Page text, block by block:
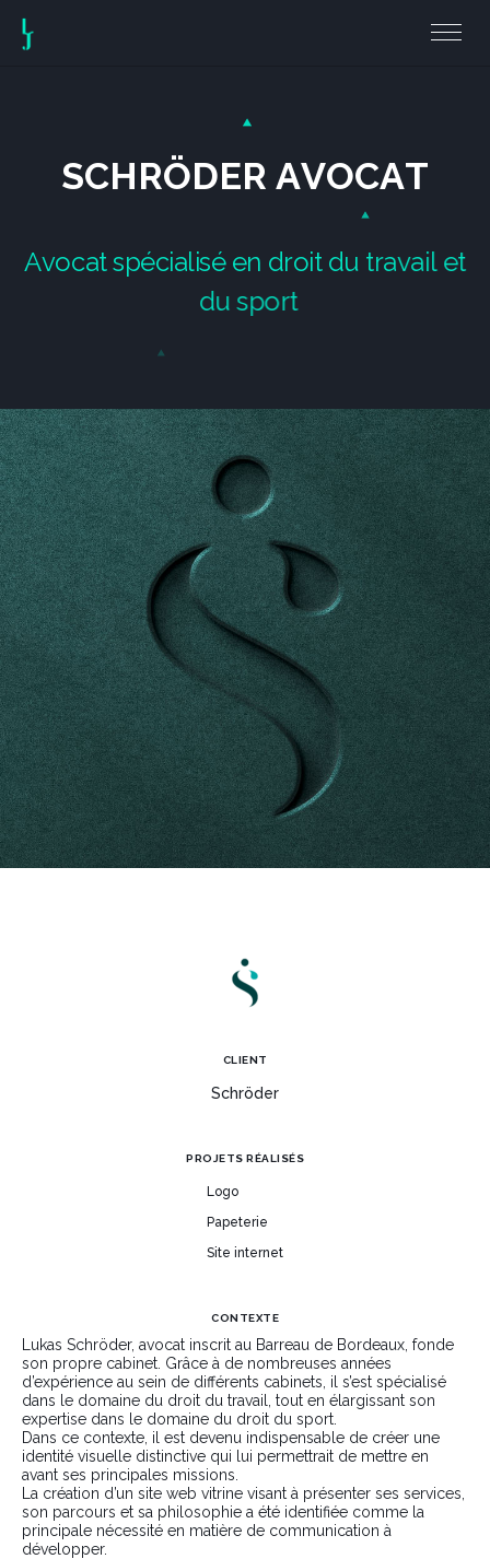
SCHRÖDER AVOCAT
Avocatspécialisé en droit du travail et
du sport
CLIENT
Schröder
PROJETS RÉALISÉS
Logo
Papeterie
Site internet
CONTEXTE
Lukas Schröder, avocat inscrit au Barreau de Bordeaux, fonde
son propre cabinet. Grâce à de nombreuses années
d’expérience au sein de différents cabinets, il s’est spécialisé
dans le domaine du droit du travail, tout en élargissant son
expertise dans le domaine du droit du sport.
Dans ce contexte, il est devenu indispensable de créer une
identité visuelle distinctive qui lui permettrait de mettre en
avant ses principales missions.
La création d’un site web vitrine visant à présenter ses services,
son parcours et sa philosophie a été identifiée comme la
principale nécessité en matière de communication à
développer.